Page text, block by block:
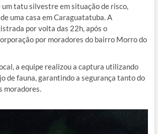
um tatu silvestre em situação de risco,
uma casa em Caraguatatuba. A
por volta das 22h, após o
por moradores do bairro Morro do
a equipe realizou a captura utilizando
de fauna, garantindo a segurança tanto do
moradores.